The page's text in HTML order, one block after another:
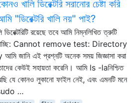
খালি ডিরেক্টরি সরানোর চেষ্টা করি
"ডিরেক্টরি খালি নয়" পাই?
রয়েছে তবে আমি নিম্নলিখিত ত্রুটি
যাচ্ছি: Cannot remove test: Directory
জানি এই প্রশ্নটি অনেক সময় জিজ্ঞাসা করা
কেউই সহায়তা করেনি। আমি ls -laনিশ্চিত
যে কোনও লুকানো ফাইল নেই, এবং এমনটি মনে
…